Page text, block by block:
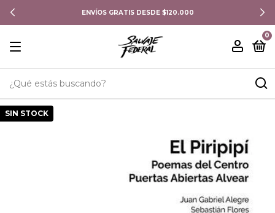
ENVÍOS GRATIS DESDE $120.000
0
SIN STOCK